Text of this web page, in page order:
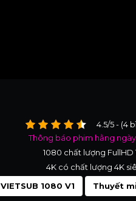
4.5/5 - (4
Thông báo phim hằng
1080 chất lượng FullHD
4K có chất lượng 4K
VIETSUB 1080 V1 Thuyết